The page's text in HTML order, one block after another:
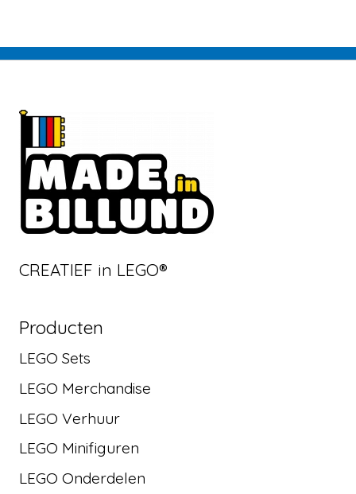
CREATIEF in LEGO®
Producten
LEGO Sets
LEGO Merchandise
LEGO Verhuur
LEGO Minifiguren
LEGO Onderdelen